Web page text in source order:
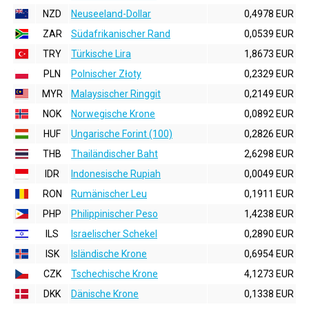
NZD
Neuseeland-Dollar
0,4978 EUR
ZAR
Südafrikanischer Rand
0,0539 EUR
TRY
Türkische Lira
1,8673 EUR
PLN
Polnischer Złoty
0,2329 EUR
MYR
Malaysischer Ringgit
0,2149 EUR
NOK
Norwegische Krone
0,0892 EUR
HUF
Ungarische Forint (100)
0,2826 EUR
THB
Thailändischer Baht
2,6298 EUR
IDR
Indonesische Rupiah
0,0049 EUR
RON
Rumänischer Leu
0,1911 EUR
PHP
Philippinischer Peso
1,4238 EUR
ILS
Israelischer Schekel
0,2890 EUR
ISK
Isländische Krone
0,6954 EUR
CZK
Tschechische Krone
4,1273 EUR
DKK
Dänische Krone 0,1338 EUR